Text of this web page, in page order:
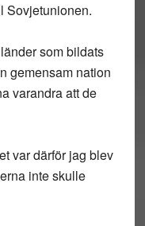
Sovjetunionen.
som bildats
gemensam nation
varandra att de
var därför jag blev
inte skulle